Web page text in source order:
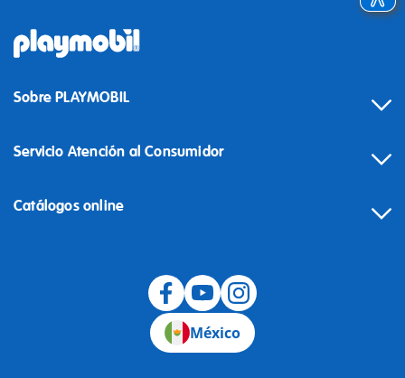
Sobre PLAYMOBIL
Servicio Atención al Consumidor
Catálogos online
México